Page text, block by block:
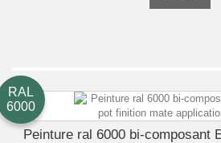
RAL
6000
Peinture ral 6000 bi-composant